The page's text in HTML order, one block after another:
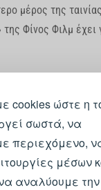
cookies ώστε η
σωστά, να
περιεχόμενο,
μέσων
αναλύουμε την
μέρος της
Φίνος Φιλμ έχει